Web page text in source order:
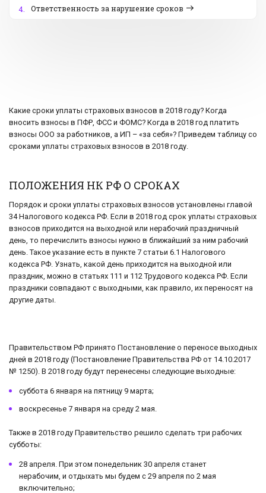
4.
Ответственность за нарушение сроков
Какие сроки уплаты страховых взносов в 2018 году? Когда
вносить взносы в ПФР, ФСС и ФОМС? Когда в 2018 год платить
взносы ООО за работников, а ИП – «за себя»? Приведем таблицу со
сроками уплаты страховых взносов в 2018 году.
ПОЛОЖЕНИЯ НК РФ О СРОКАХ
Порядок и сроки уплаты страховых взносов установлены главой
34 Налогового кодекса РФ. Если в 2018 год срок уплаты страховых
взносов приходится на выходной или нерабочий праздничный
день, то перечислить взносы нужно в ближайший за ним рабочий
день. Такое указание есть в пункте 7 статьи 6.1 Налогового
кодекса РФ. Узнать, какой день приходится на выходной или
праздник, можно в статьях 111 и 112 Трудового кодекса РФ. Если
праздники совпадают с выходными, как правило, их переносят на
другие даты.
Правительством РФ принято Постановление о переносе выходных
дней в 2018 году (Постановление Правительства РФ от 14.10.2017
№ 1250). В 2018 году будут перенесены следующие выходные:
суббота 6 января на пятницу 9 марта;
воскресенье 7 января на среду 2 мая.
Также в 2018 году Правительство решило сделать три рабочих
субботы:
28 апреля. При этом понедельник 30 апреля станет
нерабочим, и отдыхать мы будем с 29 апреля по 2 мая
включительно;